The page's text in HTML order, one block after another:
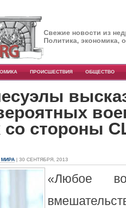
Свежие новости из
Политика, экономика,
ПРОИСШЕСТВИЯ ОБЩЕСТВО
со стороны
МИРА | 30 СЕНТЯБРЯ, 2013
«Любое